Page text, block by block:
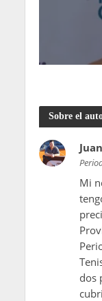
Sobre el
Mi
dos